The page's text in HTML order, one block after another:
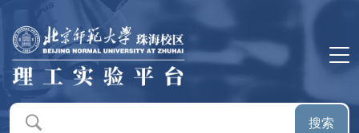
搜索
首页
平台概况